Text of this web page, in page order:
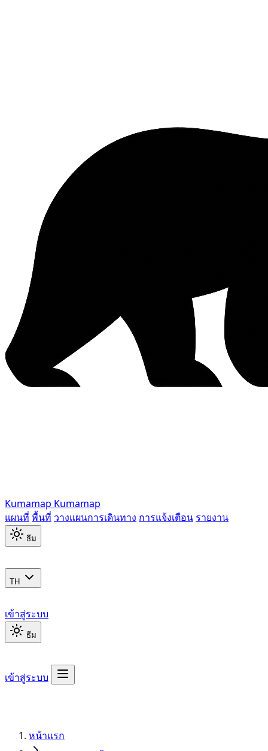
Kumamap Kumamap
แผนที่ พื้นที่ วางแผนการเดินทาง การแจ้งเตือน รายงาน
ธีม
TH
เข้าสู่ระบบ
ธีม
เข้าสู่ระบบ
หน้าแรก